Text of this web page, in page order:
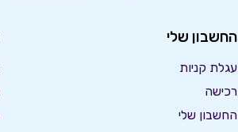
החשבון שלי
עגלת קניות
רכישה
החשבון שלי